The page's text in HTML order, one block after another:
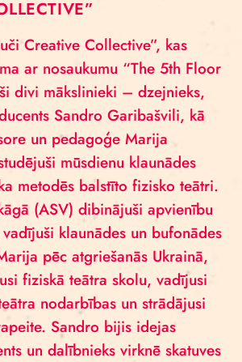
Creative Collective”, kas
ar nosaukumu “The 5th Floor
divi mākslinieki – dzejnieks,
Sandro Garibašvili, kā
un pedagoģe Marija
mūsdienu klaunādes
metodēs balstīto fizisko teātri.
(ASV) dibinājuši apvienību
vadījuši klaunādes un bufonādes
pēc atgriešanās Ukrainā,
fiziskā teātra skolu, vadījusi
nodarbības un strādājusi
Sandro bijis idejas
un dalībnieks virknē skatuves